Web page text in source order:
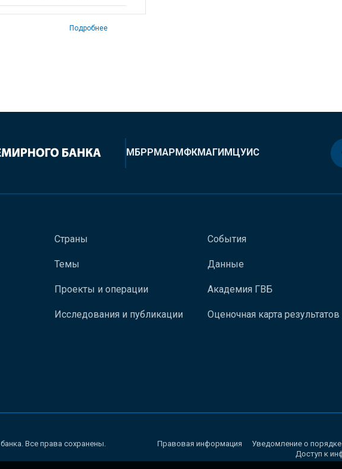
Подробнее
МБРРМАРМФКМАГИМЦУИС
Страны
Темы
Проекты и операции
Исследования и публикации
События
Данные
Академия ГВБ
Оценочная карта результатов
Все права сохранены. Правовая информация Уведомление о
Доступ к